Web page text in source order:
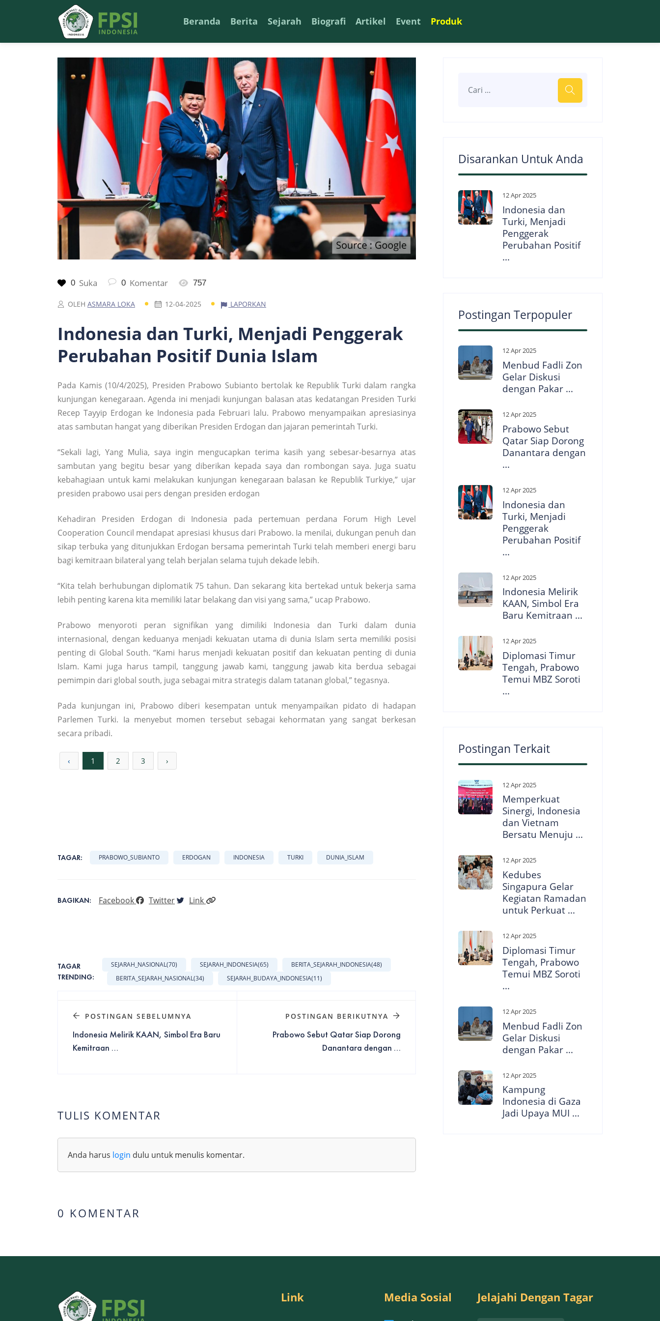
Beranda Berita Sejarah Biografi Artikel Event Produk
0 Suka 0 Komentar 757
OLEH ASMARA LOKA 12-04-2025 LAPORKAN
Indonesia dan Turki, Menjadi Penggerak
Perubahan Positif Dunia Islam
Pada Kamis (10/4/2025), Presiden Prabowo Subianto bertolak ke Republik Turki dalam rangka
kunjungan kenegaraan. Agenda ini menjadi kunjungan balasan atas kedatangan Presiden Turki
Recep Tayyip Erdogan ke Indonesia pada Februari lalu. Prabowo menyampaikan apresiasinya
atas sambutan hangat yang diberikan Presiden Erdogan dan jajaran pemerintah Turki.
“Sekali lagi, Yang Mulia, saya ingin mengucapkan terima kasih yang sebesar-besarnya atas
sambutan yang begitu besar yang diberikan kepada saya dan rombongan saya. Juga suatu
kebahagiaan untuk kami melakukan kunjungan kenegaraan balasan ke Republik Turkiye,” ujar
presiden prabowo usai pers dengan presiden erdogan
Kehadiran Presiden Erdogan di Indonesia pada pertemuan perdana Forum High Level
Cooperation Council mendapat apresiasi khusus dari Prabowo. Ia menilai, dukungan penuh dan
sikap terbuka yang ditunjukkan Erdogan bersama pemerintah Turki telah memberi energi baru
bagi kemitraan bilateral yang telah berjalan selama tujuh dekade lebih.
“Kita telah berhubungan diplomatik 75 tahun. Dan sekarang kita bertekad untuk bekerja sama
lebih penting karena kita memiliki latar belakang dan visi yang sama,” ucap Prabowo.
Prabowo menyoroti peran signifikan yang dimiliki Indonesia dan Turki dalam dunia
internasional, dengan keduanya menjadi kekuatan utama di dunia Islam serta memiliki posisi
penting di Global South. “Kami harus menjadi kekuatan positif dan kekuatan penting di dunia
Islam. Kami juga harus tampil, tanggung jawab kami, tanggung jawab kita berdua sebagai
pemimpin dari global south, juga sebagai mitra strategis dalam tatanan global,” tegasnya.
Pada kunjungan ini, Prabowo diberi kesempatan untuk menyampaikan pidato di hadapan
Parlemen Turki. Ia menyebut momen tersebut sebagai kehormatan yang sangat berkesan
secara pribadi.
‹ 1 2 3 ›
TAGAR: PRABOWO_SUBIANTO ERDOGAN INDONESIA TURKI DUNIA_ISLAM
BAGIKAN: Facebook Twitter Link
TAGAR
TRENDING:
SEJARAH_NASIONAL(70) SEJARAH_INDONESIA(65) BERITA_SEJARAH_INDONESIA(48)
BERITA_SEJARAH_NASIONAL(34) SEJARAH_BUDAYA_INDONESIA(11)
POSTINGAN SEBELUMNYA
Indonesia Melirik KAAN, Simbol Era Baru
Kemitraan ...
POSTINGAN BERIKUTNYA
Prabowo Sebut Qatar Siap Dorong
Danantara dengan ...
TULIS KOMENTAR
Anda harus login dulu untuk menulis komentar.
0 KOMENTAR
Disarankan Untuk Anda
12 Apr 2025
Indonesia dan
Turki, Menjadi
Penggerak
Perubahan Positif
...
Postingan Terpopuler
12 Apr 2025
Menbud Fadli Zon
Gelar Diskusi
dengan Pakar ...
12 Apr 2025
Prabowo Sebut
Qatar Siap Dorong
Danantara dengan
...
12 Apr 2025
Indonesia dan
Turki, Menjadi
Penggerak
Perubahan Positif
...
12 Apr 2025
Indonesia Melirik
KAAN, Simbol Era
Baru Kemitraan ...
12 Apr 2025
Diplomasi Timur
Tengah, Prabowo
Temui MBZ Soroti
...
Postingan Terkait
12 Apr 2025
Memperkuat
Sinergi, Indonesia
dan Vietnam
Bersatu Menuju ...
12 Apr 2025
Kedubes
Singapura Gelar
Kegiatan Ramadan
untuk Perkuat ...
12 Apr 2025
Diplomasi Timur
Tengah, Prabowo
Temui MBZ Soroti
...
12 Apr 2025
Menbud Fadli Zon
Gelar Diskusi
dengan Pakar ...
12 Apr 2025
Kampung
Indonesia di Gaza
Jadi Upaya MUI ...
Link Media Sosial Jelajahi Dengan Tagar